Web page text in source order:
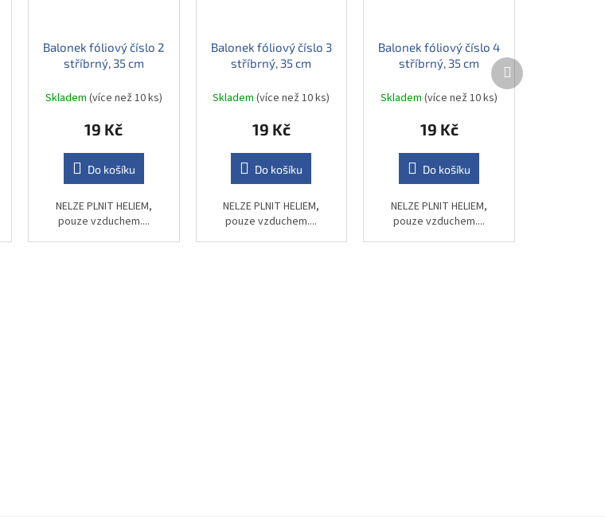
Balonek fóliový číslo 2
stříbrný, 35 cm
Skladem (více než 10 ks)
19 Kč
Do košíku
NELZE PLNIT HELIEM,
pouze vzduchem....
Balonek fóliový číslo 3
stříbrný, 35 cm
Skladem(více než 10 ks)
19 Kč
Do košíku
NELZE PLNIT HELIEM,
pouze vzduchem....
Balonek fóliový číslo 4
stříbrný, 35 cm
Skladem(více než 10 ks)
19 Kč
Do košíku
NELZE PLNIT HELIEM,
pouze vzduchem....
Další
produkt